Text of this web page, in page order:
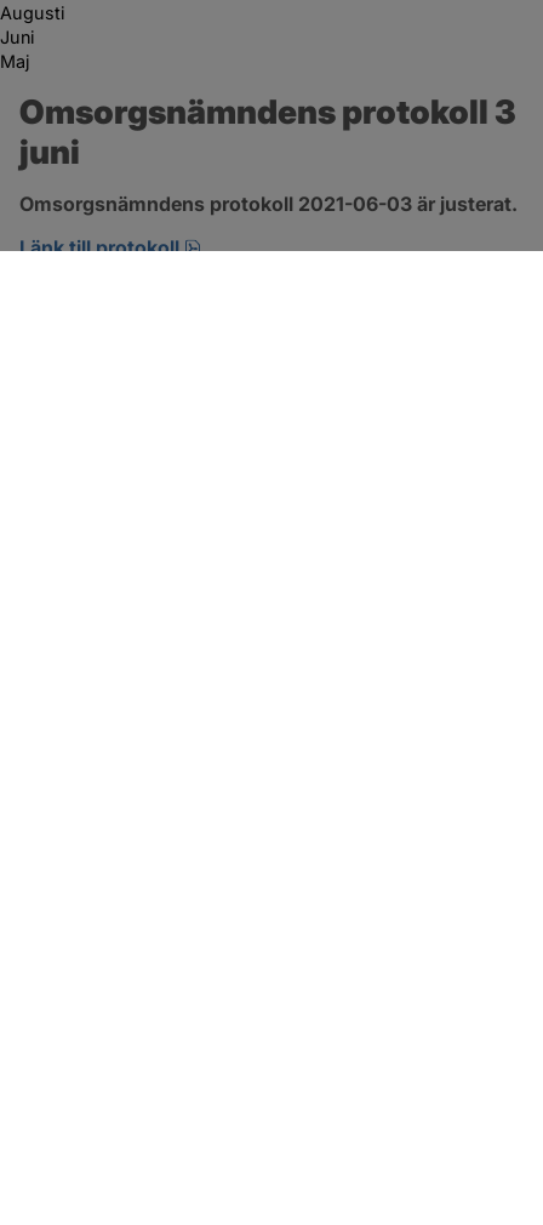
Augusti
Juni
Maj
Omsorgsnämndens protokoll 3
juni
Omsorgsnämndens protokoll 2021-06-03 är justerat.
Länk till protokoll
pdf, 303.4 kB, öppnas i nytt fönster.